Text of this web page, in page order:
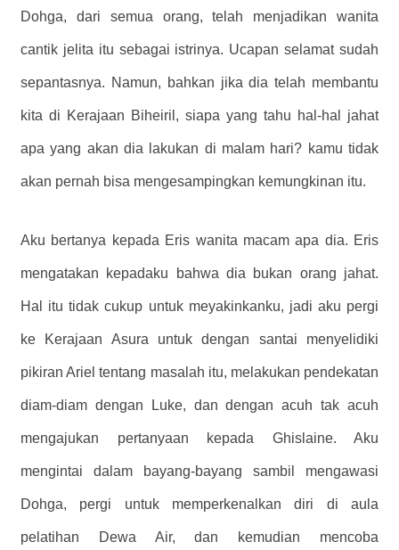
Dohga, dari semua orang, telah menjadikan wanita
cantik jelita itu sebagai istrinya. Ucapan selamat sudah
sepantasnya. Namun, bahkan jika dia telah membantu
kita di Kerajaan Biheiril, siapa yang tahu hal-hal jahat
apa yang akan dia lakukan di malam hari? kamu tidak
akan pernah bisa mengesampingkan kemungkinan itu.
Aku bertanya kepada Eris wanita macam apa dia. Eris
mengatakan kepadaku bahwa dia bukan orang jahat.
Hal itu tidak cukup untuk meyakinkanku, jadi aku pergi
ke Kerajaan Asura untuk dengan santai menyelidiki
pikiran Ariel tentang masalah itu, melakukan pendekatan
diam-diam dengan Luke, dan dengan acuh tak acuh
mengajukan pertanyaan kepada Ghislaine. Aku
mengintai dalam bayang-bayang sambil mengawasi
Dohga, pergi untuk memperkenalkan diri di aula
pelatihan Dewa Air, dan kemudian mencoba